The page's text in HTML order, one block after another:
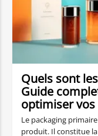
Quels sont
Guide
optimiser
Le packaging
produit. Il constitue